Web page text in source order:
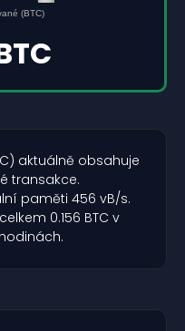
(BTC)5
aktuálně obsahuje
transakce.
paměti 456 vB/s.
0.156 BTC v